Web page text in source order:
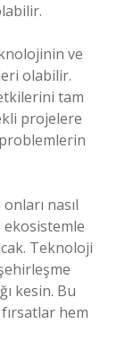
ve
olabilir.
tam
projelere
nasıl
ekosistemle
Teknoloji
kesin. Bu
hem